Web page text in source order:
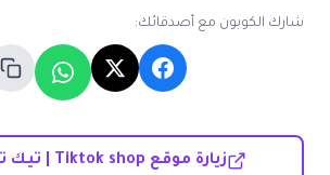
شارك الكوبون مع أصدقائك:
زيارة موقع Tiktok shop | تيك توك شوب